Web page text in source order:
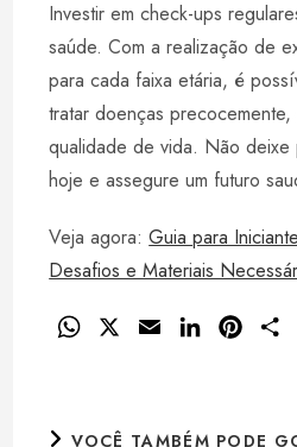
Investir em check-ups
saúde. Com a realização de
para cada faixa etária, é
tratar doenças
qualidade de vida. Não
hoje e assegure um futuro
Veja agora:Guia para
Desafios e Materiais
W
VOCÊ TAMBÉM PODE